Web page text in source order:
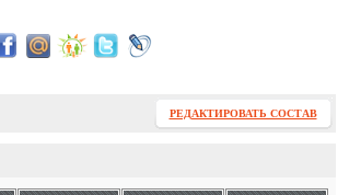
РЕДАКТИРОВАТЬ СОСТАВ